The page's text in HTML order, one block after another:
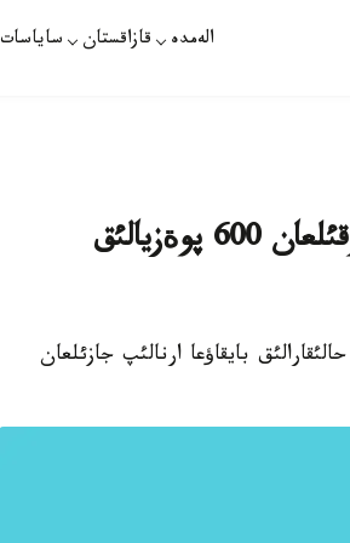
الەمدە قازاقستان ساياسات
وسكةمةندة وتكةن «شئعئس شئنارئ» بايقاؤئندا وقئلعان 600 پوةزيالئق
اتتئ حالئقارالئق بايقاؤعا ارنالئپ جازئلعان